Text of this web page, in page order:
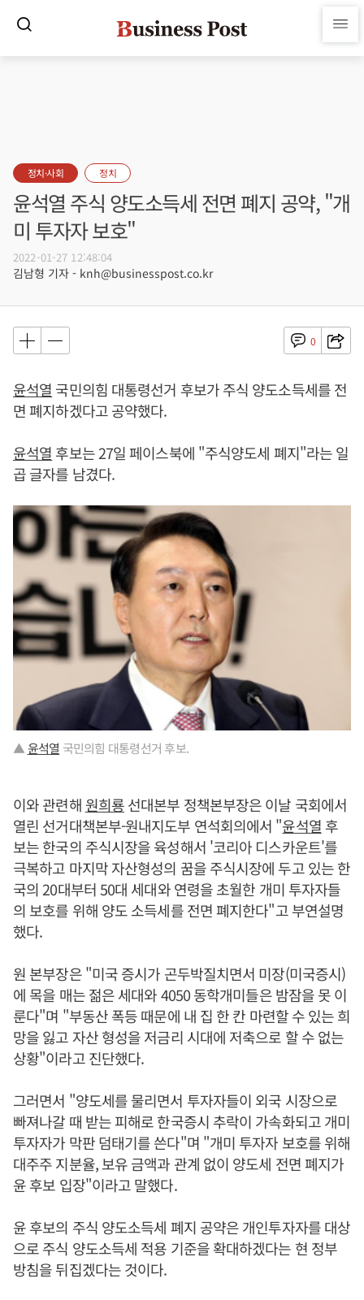
정치·사회 정치
윤석열 주식 양도소득세 전면 폐지 공약, "개
미 투자자 보호"
2022-01-27 12:48:04
김남형 기자 - knh@businesspost.co.kr
0
윤석열 국민의힘 대통령선거 후보가 주식 양도소득세를 전
면 폐지하겠다고 공약했다.
윤석열 후보는 27일 페이스북에 "주식양도세 폐지"라는 일
곱 글자를 남겼다.
▲윤석열 국민의힘 대통령선거 후보.
이와 관련해 원희룡선대본부 정책본부장은 이날 국회에서
열린 선거대책본부-원내지도부 연석회의에서 "윤석열 후
보는 한국의 주식시장을 육성해서 '코리아 디스카운트'를
극복하고 마지막 자산형성의 꿈을 주식시장에 두고 있는 한
국의 20대부터 50대 세대와 연령을 초월한 개미 투자자들
의 보호를 위해 양도 소득세를 전면 폐지한다"고 부연설명
했다.
원 본부장은 "미국 증시가 곤두박질치면서 미장(미국증시)
에 목을 매는 젊은 세대와 4050 동학개미들은 밤잠을 못 이
룬다"며 "부동산 폭등 때문에 내 집 한 칸 마련할 수 있는 희
망을 잃고 자산 형성을 저금리 시대에 저축으로 할 수 없는
상황"이라고 진단했다.
그러면서 "양도세를 물리면서 투자자들이 외국 시장으로
빠져나갈 때 받는 피해로 한국증시 추락이 가속화되고 개미
투자자가 막판 덤태기를 쓴다"며 "개미 투자자 보호를 위해
대주주 지분율, 보유 금액과 관계 없이 양도세 전면 폐지가
윤 후보 입장"이라고 말했다.
윤 후보의 주식 양도소득세 폐지 공약은 개인투자자를 대상
으로 주식 양도소득세 적용 기준을 확대하겠다는 현 정부
방침을 뒤집겠다는 것이다.